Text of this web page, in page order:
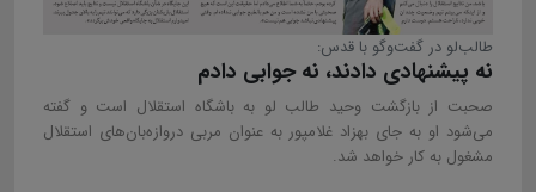
طالب‌لو در گفت‌وگو با قدس:
نه پیشنهادی دادند، نه جوابی دادم
صحبت از بازگشت وحید طالب لو به باشگاه استقلال است و گفته
می‌شود او به جای بهزاد غلامپور به عنوان مربی دروازه‌بان‌های استقلال
مشغول به کار خواهد شد.